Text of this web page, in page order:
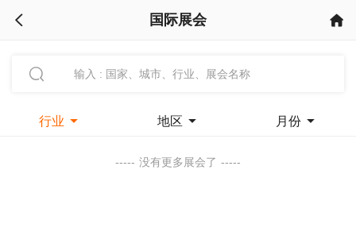
 国际展会 

行业  地区  月份 
----- 没有更多展会了 -----